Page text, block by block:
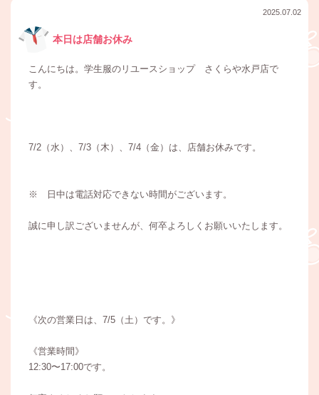
2025.07.02
本日は店舗お休み
こんにちは。学生服のリユースショップ さくらや水戸店で
す。
7/2（水）、7/3（木）、7/4（金）は、店舗お休みです。
※ 日中は電話対応できない時間がございます。
誠に申し訳ございませんが、何卒よろしくお願いいたします。
《次の営業日は、7/5（土）です。》
《営業時間》
12:30〜17:00です。